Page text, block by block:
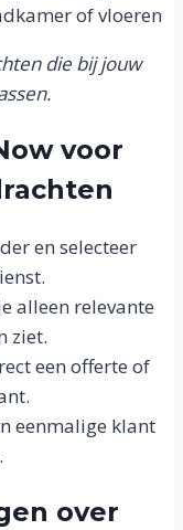
of vloeren
die bij jouw
voor
en selecteer
alleen relevante
ziet.
een offerte of
eenmalige klant
over